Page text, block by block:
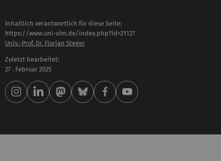
Inhaltlich verantwortlich für diese Seite:
https://www.uni-ulm.de/index.php?id=21127
Univ.-Prof. Dr. Florian Steger
Zuletzt bearbeitet:
27 . Februar 2025